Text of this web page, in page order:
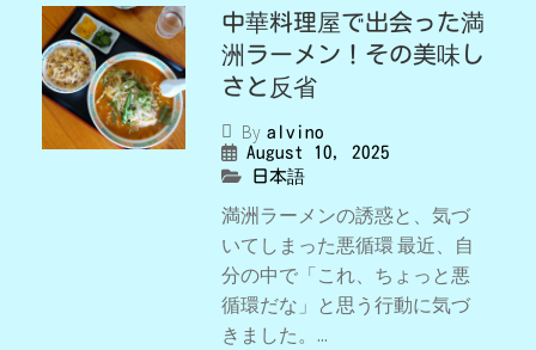
中華料理屋で出会った満
洲ラーメン！その美味し
さと反省
By alvino
August 10, 2025
日本語
満洲ラーメンの誘惑と、気づ
いてしまった悪循環 最近、自
分の中で「これ、ちょっと悪
循環だな」と思う行動に気づ
きました。...